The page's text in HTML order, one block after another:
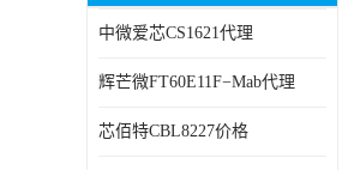
中微爱芯CS1621代理
辉芒微FT60E11F−Mab代理
芯佰特CBL8227价格